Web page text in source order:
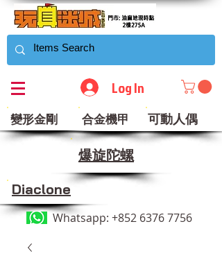
Log In
變形金剛 合金機甲 可動人偶
​爆旋陀螺
Diaclone
Whatsapp: +852 6376 7756